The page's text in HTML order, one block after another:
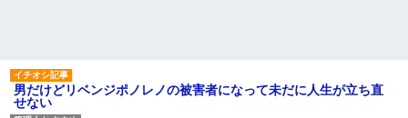
男だけどリベンジポノレノの被害者になって未だに人生が立ち直
せない